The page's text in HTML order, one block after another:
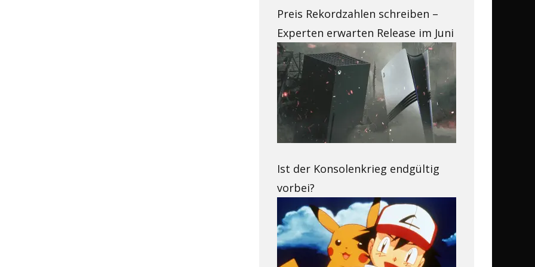
Preis Rekordzahlen schreiben –
Experten erwarten Release im Juni
Ist der Konsolenkrieg endgültig
vorbei?